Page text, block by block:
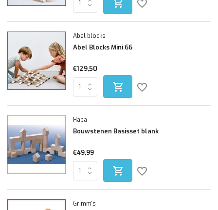
Abel blocks
Abel Blocks Mini 66
€129,50
Haba
Bouwstenen Basisset blank
€49,99
Grimm's